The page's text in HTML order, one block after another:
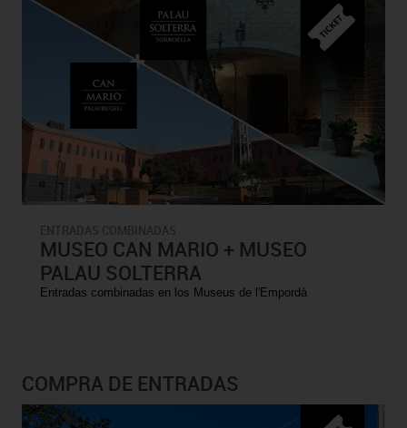
MUSEO CAN MARIO + MUSEO
PALAU SOLTERRA
Entradas combinadas en los Museus de l'Empordà
COMPRA DE ENTRADAS